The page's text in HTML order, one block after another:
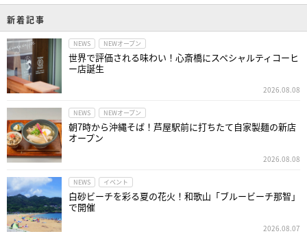
新着記事
NEWS NEWオープン
世界で評価される味わい！心斎橋にスペシャルティコーヒ
ー店誕生
2026.08.08
NEWS NEWオープン
朝7時から沖縄そば！芦屋駅前に打ちたて自家製麺の新店
オープン
2026.08.08
NEWS イベント
白砂ビーチを彩る夏の花火！和歌山「ブルービーチ那智」
で開催
2026.08.07